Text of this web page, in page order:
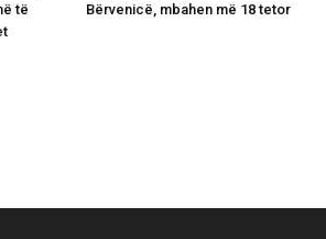
të
Bërvenicë, mbahen më 18 tetor